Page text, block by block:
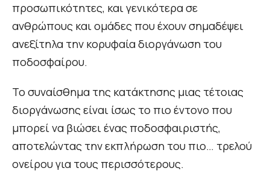
προσωπικότητες, και γενικότερα σε
ανθρώπους και ομάδες που έχουν σημαδέψει
ανεξίτηλα την κορυφαία διοργάνωση του
ποδοσφαίρου.
Το συναίσθημα της κατάκτησης μιας τέτοιας
διοργάνωσης είναι ίσως το πιο έντονο που
μπορεί να βιώσει ένας ποδοσφαιριστής,
αποτελώντας την εκπλήρωση του πιο… τρελού
ονείρου για τους περισσότερους.